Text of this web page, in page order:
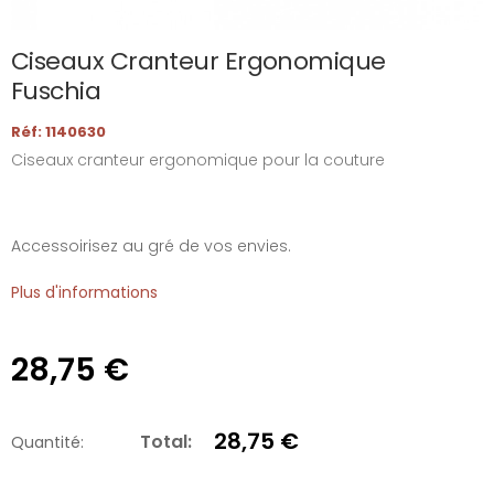
Ciseaux Cranteur Ergonomique
Fuschia
Réf: 1140630
Ciseaux cranteur ergonomique pour la couture
Accessoirisez au gré de vos envies.
Plus d'informations
28,75 €
Quantité: Total: 28,75 €